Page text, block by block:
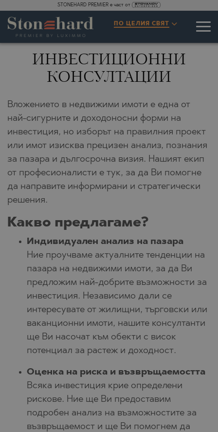
STONEHARD PREMIER е част от
ПО ЦЕЛИЯ СВЯТ
ИНВЕСТИЦИОННИ
КОНСУЛТАЦИИ
Вложението в недвижими имоти е една от
най-сигурните и доходоносни форми на
инвестиция, но изборът на правилния проект
или имот изисква прецизен анализ, познания
за пазара и дългосрочна визия. Нашият екип
от професионалисти е тук, за да Ви помогне
да направите информирани и стратегически
решения.
Какво предлагаме?
Индивидуален анализ на пазара
Ние проучваме актуалните тенденции на
пазара на недвижими имоти, за да Ви
предложим най-добрите възможности за
инвестиция. Независимо дали се
интересувате от жилищни, търговски или
ваканционни имоти, нашите консултанти
ще Ви насочат към обекти с висок
потенциал за растеж и доходност.
Оценка на риска и възвръщаемостта
Всяка инвестиция крие определени
рискове. Ние ще Ви предоставим
подробен анализ на възможностите за
възвръщаемост и ще Ви помогнем да